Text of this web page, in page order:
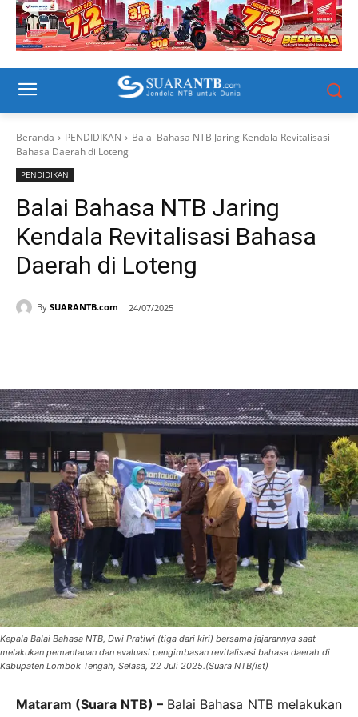
Beranda PENDIDIKAN
Balai Bahasa NTB Jaring Kendala Revitalisasi
Bahasa Daerah di Loteng
PENDIDIKAN
Balai Bahasa NTB Jaring
Kendala Revitalisasi Bahasa
Daerah di Loteng
By SUARANTB.com 24/07/2025
Kepala Balai Bahasa NTB, Dwi Pratiwi (tiga dari kiri) bersama jajarannya saat
melakukan pemantauan dan evaluasi pengimbasan revitalisasi bahasa daerah di
Kabupaten Lombok Tengah, Selasa, 22 Juli 2025.(Suara NTB/ist)
Mataram (Suara NTB) – Balai Bahasa NTB melakukan